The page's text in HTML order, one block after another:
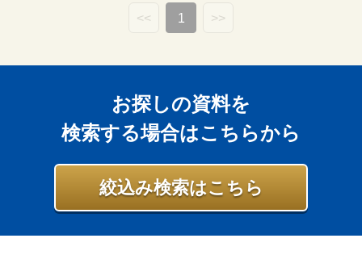
<< 1 >>
お探しの資料を
検索する場合はこちらから
絞込み検索はこちら